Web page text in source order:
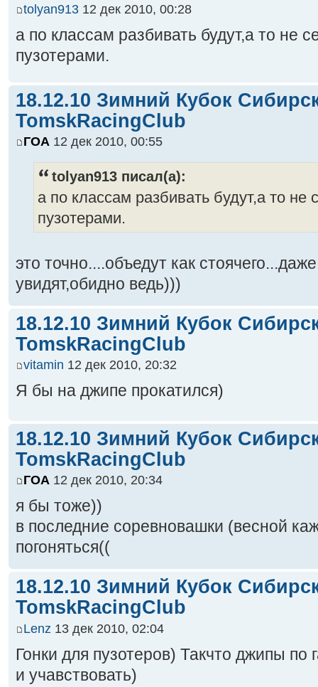
tolyan913 12 дек 2010, 00:28
а по классам разбивать будут,а то не
пузотерами.
18.12.10 Зимний Кубок
TomskRacingClub
ГОА 12 дек 2010, 00:55
tolyan913 писал(а):
а по классам разбивать будут,а то не
пузотерами.
это точно....объедут как
увидят,обидно ведь)))
18.12.10 Зимний Кубок
TomskRacingClub
vitamin 12 дек 2010, 20:32
Я бы на джипе прокатился)
18.12.10 Зимний Кубок
TomskRacingClub
ГОА 12 дек 2010, 20:34
я бы тоже))
в последние соревновашки (весной
погоняться((
18.12.10 Зимний Кубок
TomskRacingClub
Lenz 13 дек 2010, 02:04
Гонки для пузотеров) Такчто джипы по
и учавствовать)